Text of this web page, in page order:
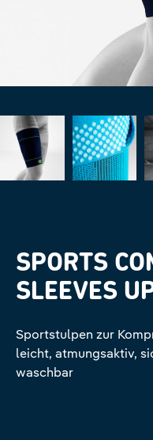
SPORTS
SLEEVES
Sportstulpen zur
leicht, atmungsaktiv,
waschbar